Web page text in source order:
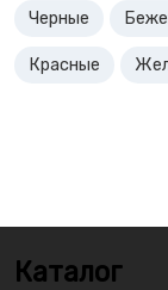
Черные
Красные
Каталог